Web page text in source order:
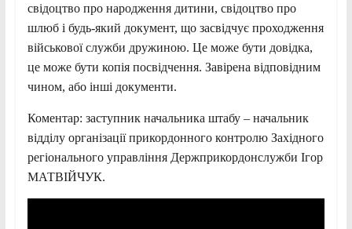
свідоцтво про народження дитини, свідоцтво про
шлюб і будь-який документ, що засвідчує проходження
військової служби дружиною. Це може бути довідка,
це може бути копія посвідчення. Завірена відповідним
чином, або інші документи.
Коментар: заступник начальника штабу – начальник
відділу організації прикордонного контролю Західного
регіонального управління Держприкордонслужби Ігор
МАТВІЙЧУК.